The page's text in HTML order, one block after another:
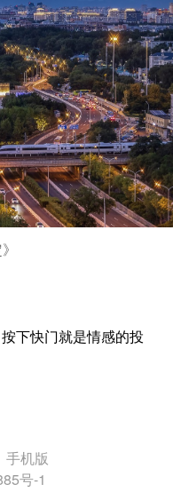
下快门就是情感的投
手机版
号-1